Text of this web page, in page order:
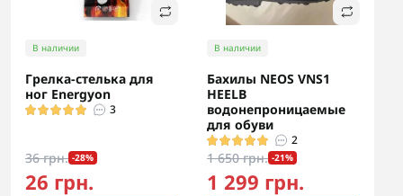
В наличии
Грелка-стелька для
ног Energyon
3
36 грн. -28%
26 грн.
В наличии
Бахилы NEOS VNS1
HEELB
водонепроницаемые
для обуви
2
1 650 грн. -21%
1 299 грн.